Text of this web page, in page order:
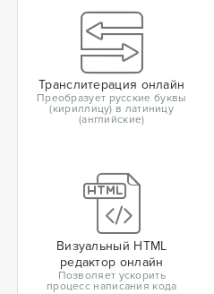
Транслитерация онлайн
Преобразует русские буквы
(кириллицу) в латиницу
(английские)
Визуальный HTML
редактор онлайн
Позволяет ускорить
процесс написания кода